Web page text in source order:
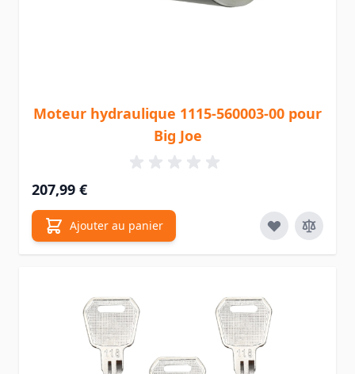
Moteur hydraulique 1115-560003-00 pour
Big Joe
207,99 €
Ajouter au panier